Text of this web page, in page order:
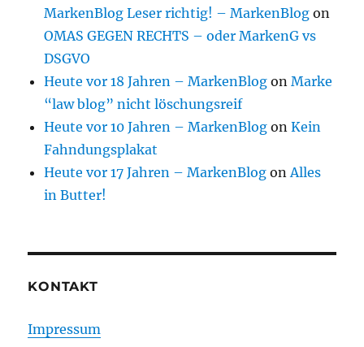
MarkenBlog Leser richtig! – MarkenBlog on
OMAS GEGEN RECHTS – oder MarkenG vs
DSGVO
Heute vor 18 Jahren – MarkenBlog onMarke
“law blog” nicht löschungsreif
Heute vor 10 Jahren – MarkenBlog onKein
Fahndungsplakat
Heute vor 17 Jahren – MarkenBlog onAlles
in Butter!
KONTAKT
Impressum